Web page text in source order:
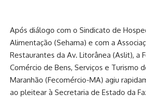
Após diálogo com o Sindicato de
Alimentação (Sehama) e com a
Restaurantes da Av. Litorânea (Aslit), a
Comércio de Bens, Serviços e Turismo
Maranhão (Fecomércio-MA) agiu
ao pleitear à Secretaria de Estado da